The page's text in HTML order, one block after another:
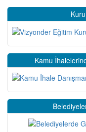
Kamu